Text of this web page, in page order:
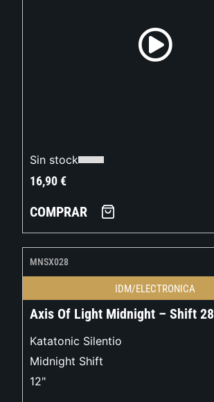
Sin stock
16,90€
COMPRAR
MNSX028
IDM/ELECTRONICA
Axis Of Light Midnight – Shift 28
Katatonic Silentio
Midnight Shift
12"